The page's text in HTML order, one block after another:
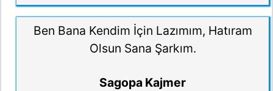
Ben Bana Kendim İçin Lazımım, Hatıram
Olsun Sana Şarkım.
Sagopa Kajmer